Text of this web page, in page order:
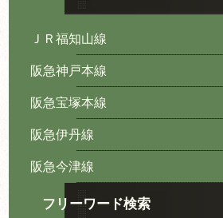
ＪＲ福知山線
阪急神戸本線
阪急宝塚本線
阪急伊丹線
阪急今津線
フリーワード検索